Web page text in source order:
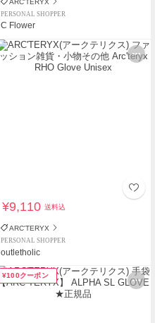
ARC'TERYX
PERSONAL SHOPPER
C Flower
¥9,110送料込
ARC'TERYX
PERSONAL SHOPPER
outletholic
¥100クーポン